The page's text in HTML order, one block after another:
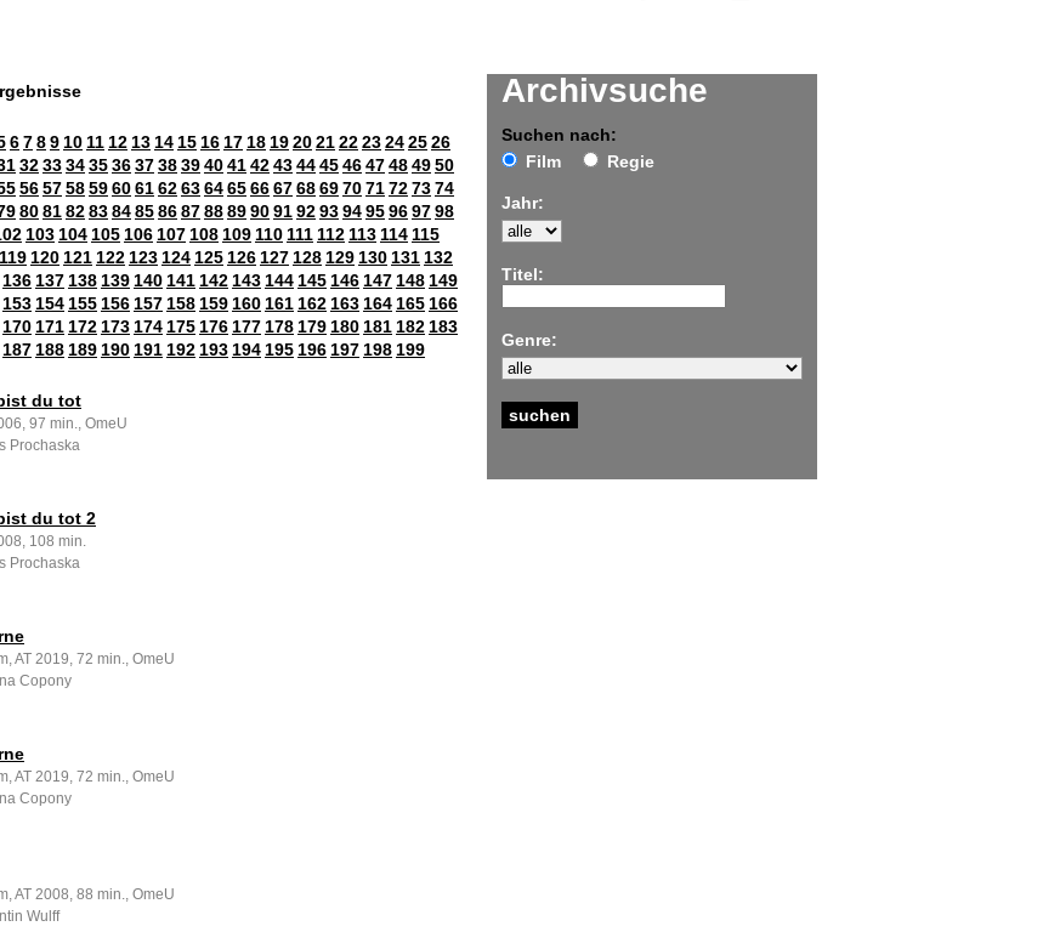
Archivsuche
Suchen nach:
Film
Regie
Jahr:
Titel:
Genre:
6789 10 11 12 13 14 15 16 17 18 1920212223242526
32333435363738394041424344454647484950
56575859606162636465666768697071727374
80818283848586878889909192939495969798
103 104 105 106 107 108 109 110 111 112 113 114 115
119 120 121 122 123 124 125 126 127 128 129 130 131 132
136 137 138 139 140 141 142 143 144 145 146 147 148 149
153 154 155 156 157 158 159 160 161 162 163 164 165 166
170 171 172 173 174 175 176 177 178 179 180 181 182 183
187 188 189 190 191 192 193 194 195 196 197 198 199
du tot
97 min., OmeU
Prochaska
du tot 2
108 min.
Prochaska
AT 2019, 72 min., OmeU
Copony
AT 2019, 72 min., OmeU
Copony
AT 2008, 88 min., OmeU
Wulff